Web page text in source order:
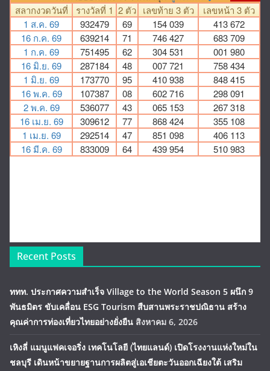
Recent Posts
ททท. ประกาศความสำเร็จ Village to the World Season 5 ผนึก 9
พันธมิตร ขับเคลื่อน ESG Tourism สืบสานพระราชปณิธาน สร้าง
คุณค่าการท่องเที่ยวไทยอย่างยั่งยืน สิงหาคม 6, 2026
เหิงลี่ แมนูแฟคเจอริ่ง เทคโนโลยี (ไทยแลนด์) เปิดโรงงานแห่งใหม่ใน
ชลบุรี เดินหน้าขยายฐานการผลิตสู่เอเชียตะวันออกเฉียงใต้ เสริม